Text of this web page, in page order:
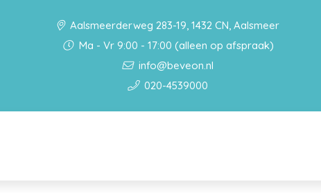
Aalsmeerderweg 283-19, 1432 CN, Aalsmeer
Ma - Vr 9:00 - 17:00 (alleen op afspraak)
info@beveon.nl
020-4539000